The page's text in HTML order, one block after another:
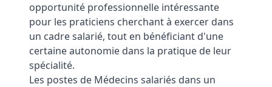
opportunité professionnelle intéressante
pour les praticiens cherchant à exercer dans
un cadre salarié, tout en bénéficiant d'une
certaine autonomie dans la pratique de leur
spécialité.
Les postes de Médecins salariés dans un